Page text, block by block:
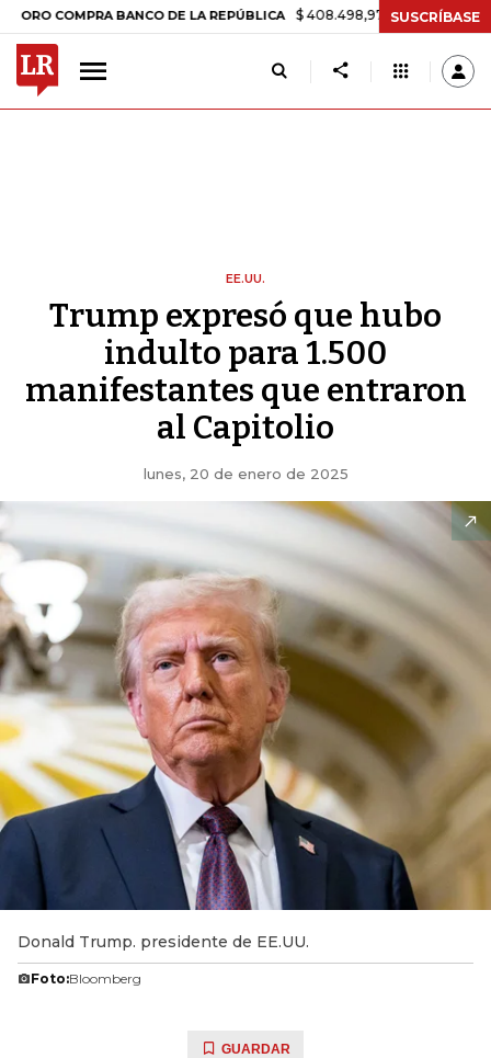
BANCO DE LA REPÚBLICA $ 408.498,97 +$ 8.753,81 +2,19%
SUSCRÍBASE
EE.UU.
Trump expresó que hubo
indulto para 1.500
manifestantes que entraron
al Capitolio
lunes, 20 de enero de 2025
Donald Trump. presidente de EE.UU.
Foto:Bloomberg
GUARDAR